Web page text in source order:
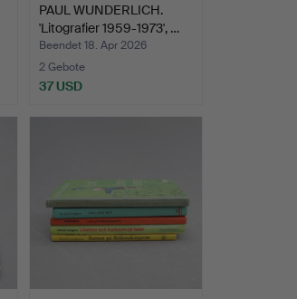
PAUL WUNDERLICH.
'Litografier 1959-1973', …
Beendet 18. Apr 2026
2 Gebote
37 USD